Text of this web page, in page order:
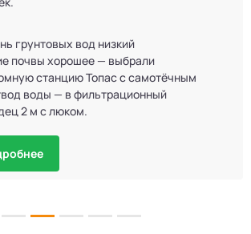
грунтовых вод низкий
почвы хорошее — выбрали
станцию Топас с самотёчным
воды — в фильтрационный
2 м с люком.